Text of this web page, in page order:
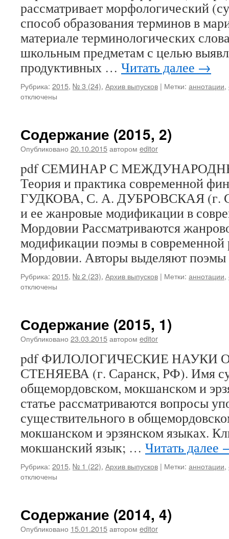
рассматривает морфологический
способ образования терминов в
материале терминологических
школьным предметам с целью
продуктивных … Читать далее →
Рубрика: 2015, № 3 (24), Архив выпусков | Метки: аннотации,
отключены
Содержание (2015, 2)
Опубликовано 20.10.2015автором editor
pdf СЕМИНАР С
Теория и практика современной
ГУДКОВА, С. А. ДУБРОВСКАЯ (г.
и ее жанровые модификации в
Мордовии Рассматриваются
модификации поэмы в современной
Мордовии. Авторы выделяют
Рубрика: 2015, № 2 (23), Архив выпусков | Метки: аннотации,
отключены
Содержание (2015, 1)
Опубликовано 23.03.2015автором editor
pdf ФИЛОЛОГИЧЕСКИЕ НАУКИ
СТЕНЯЕВА (г. Саранск, РФ). Имя
общемордовском, мокшанском и
статье рассматриваются вопросы
существительного в
мокшанском и эрзянском языках.
мокшанский язык; … Читать далее
Рубрика: 2015, № 1 (22), Архив выпусков | Метки: аннотации,
отключены
Содержание (2014, 4)
Опубликовано 15.01.2015автором editor